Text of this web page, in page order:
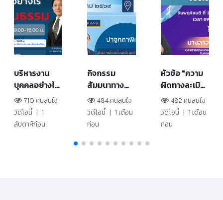
บริหารงาน
บุคคลอย่างไร
ให้ถูกต้องและ
เป็นธรรม ตอน
ที่ 1 (วิทยาลัย
710 คนสนใจ
วิดีโอนี้ | 1
สัปดาห์ก่อน
กิจกรรม
สัมมนาทาง
วิชาการ
"เหลียวหลัง
แลหน้า 25 ปี
วันที่ 9 มีนาคม
484 คนสนใจ
วิดีโอนี้ | 1 เดือน
ก่อน
หัวข้อ "ความ
ผิดทางละเมิด
ของเจ้าหน้าที่"
(สำนักงาน
ศาลปกครอง
482 คนสนใจ
วิดีโอนี้ | 1 เดือน
ก่อน